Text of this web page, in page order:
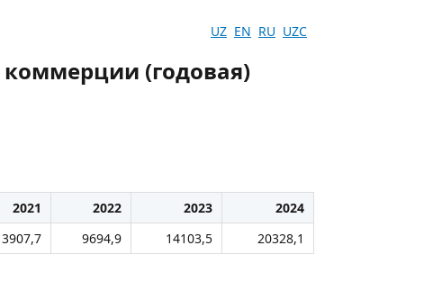
UZ EN RU UZC
коммерции (годовая)
2021 2022 2023
2024
3907,7 9694,9 14103,5 20328,1